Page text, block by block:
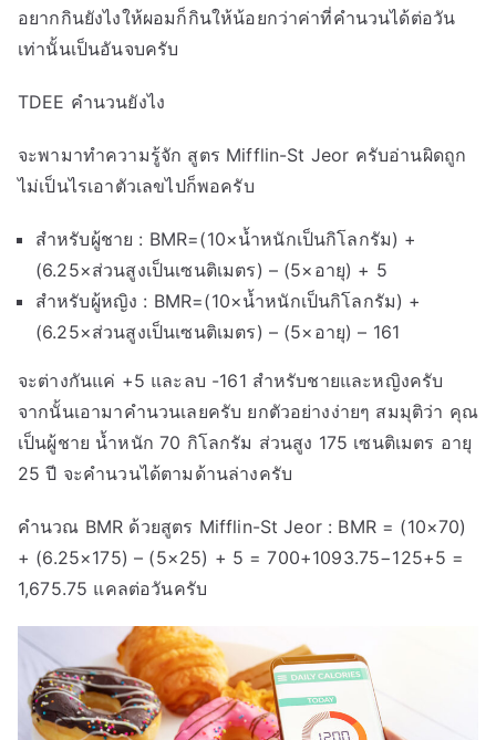
อยากกินยังไงให้ผอมก็กินให้น้อยกว่าค่าที่คำนวนได้ต่อวัน
เท่านั้นเป็นอันจบครับ
TDEE คำนวนยังไง
จะพามาทำความรู้จัก สูตร Mifflin-St Jeor ครับอ่านผิดถูก
ไม่เป็นไรเอาตัวเลขไปก็พอครับ
สำหรับผู้ชาย : BMR=(10×น้ำหนักเป็นกิโลกรัม) +
(6.25×ส่วนสูงเป็นเซนติเมตร) – (5×อายุ) + 5
สำหรับผู้หญิง : BMR=(10×น้ำหนักเป็นกิโลกรัม) +
(6.25×ส่วนสูงเป็นเซนติเมตร) – (5×อายุ) – 161
จะต่างกันแค่ +5 และลบ -161 สำหรับชายและหญิงครับ
จากนั้นเอามาคำนวนเลยครับ ยกตัวอย่างง่ายๆ สมมุติว่า คุณ
เป็นผู้ชาย น้ำหนัก 70 กิโลกรัม ส่วนสูง 175 เซนติเมตร อายุ
25 ปี จะคำนวนได้ตามด้านล่างครับ
คำนวณ BMR ด้วยสูตร Mifflin-St Jeor : BMR = (10×70)
+ (6.25×175) – (5×25) + 5 = 700+1093.75−125+5 =
1,675.75 แคลต่อวันครับ